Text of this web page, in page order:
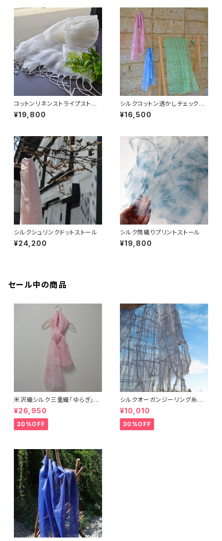
コットンリネンストライプストー
ル
¥19,800
シルクコットン透かしチェックプ
リントストール-flower-
¥16,500
シルクシュリンクドットストール
¥24,200
シルク筒織りプリントストール
¥19,800
セール中の商品
米沢織シルク三重織「ゆらぎ」ス
トール
¥26,950
30%OFF
シルクオーガンジーリング糸チ
ェックストール
¥10,010
30%OFF